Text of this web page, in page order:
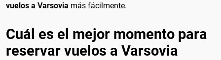
vuelos a Varsovia más fácilmente.
Cuál es el mejor momento para
reservar vuelos a Varsovia